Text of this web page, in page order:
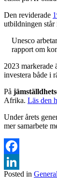
Den reviderade
utbildningen står
Unesco
rapport om
2023 markerade
investera både i
På
Afrika. Läs den
Under årets
mer samarbete
Facebook
LinkedIn
Posted in